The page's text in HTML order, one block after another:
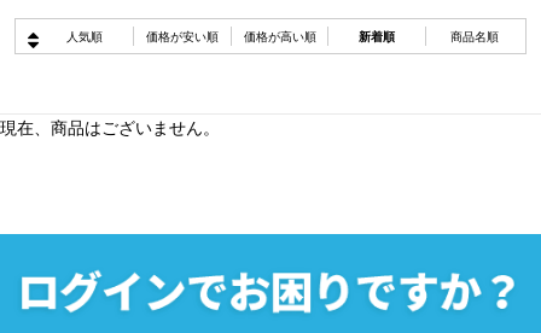
人気順 価格が安い順 価格が高い順 新着順 商品名順
現在、商品はございません。